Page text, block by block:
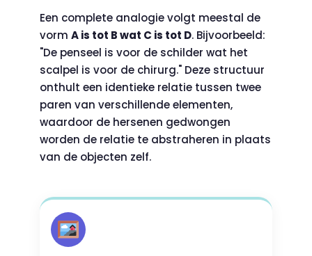
Een complete analogie volgt meestal de
vorm A is tot B wat C is tot D. Bijvoorbeeld:
"De penseel is voor de schilder wat het
scalpel is voor de chirurg." Deze structuur
onthult een identieke relatie tussen twee
paren van verschillende elementen,
waardoor de hersenen gedwongen
worden de relatie te abstraheren in plaats
van de objecten zelf.